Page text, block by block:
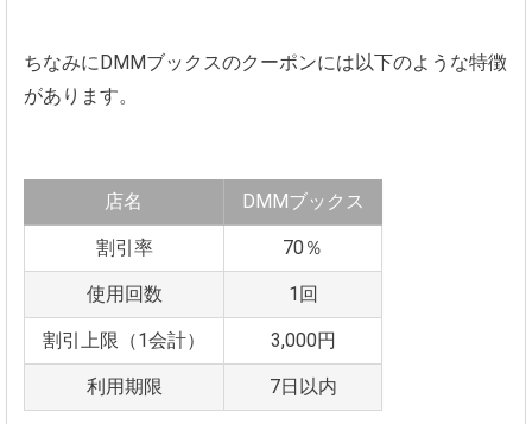
ちなみにDMMブックスのクーポンには以下のような特徴
があります。
店名 DMMブックス
割引率 70％
使用回数 1回
割引上限（1会計） 3,000円
利用期限 7日以内